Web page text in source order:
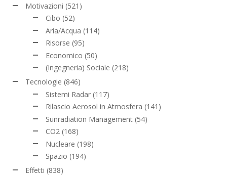
Motivazioni (521)
Cibo (52)
Aria/Acqua (114)
Risorse (95)
Economico (50)
(Ingegneria) Sociale (218)
Tecnologie (846)
Sistemi Radar (117)
Rilascio Aerosol in Atmosfera (141)
Sunradiation Management (54)
CO2 (168)
Nucleare (198)
Spazio (194)
Effetti (838)